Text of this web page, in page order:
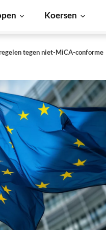
Koersen
tegen niet-MiCA-conforme